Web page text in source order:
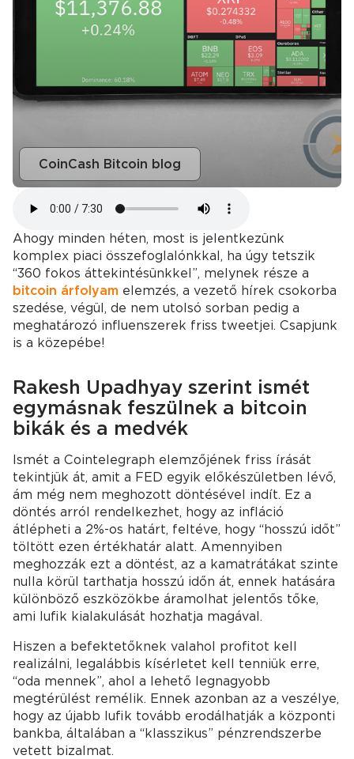
CoinCash Bitcoin blog
Ahogy minden héten, most is jelentkezünk
komplex piaci összefoglalónkkal, ha úgy tetszik
“360 fokos áttekintésünkkel”, melynek része a
bitcoin árfolyam elemzés, a vezető hírek csokorba
szedése, végül, de nem utolsó sorban pedig a
meghatározó influenszerek friss tweetjei. Csapjunk
is a közepébe!
Rakesh Upadhyay szerint ismét
egymásnak feszülnek a bitcoin
bikák és a medvék
Ismét a Cointelegraph elemzőjének friss írását
tekintjük át, amit a FED egyik előkészületben lévő,
ám még nem meghozott döntésével indít. Ez a
döntés arról rendelkezhet, hogy az infláció
átlépheti a 2%-os határt, feltéve, hogy “hosszú időt”
töltött ezen értékhatár alatt. Amennyiben
meghozzák ezt a döntést, az a kamatrátákat szinte
nulla körül tarthatja hosszú időn át, ennek hatására
különböző eszközökbe áramolhat jelentős tőke,
ami lufik kialakulását hozhatja magával.
Hiszen a befektetőknek valahol profitot kell
realizálni, legalábbis kísérletet kell tenniük erre,
“oda mennek”, ahol a lehető legnagyobb
megtérülést remélik. Ennek azonban az a veszélye,
hogy az újabb lufik tovább erodálhatják a központi
bankba, általában a “klasszikus” pénzrendszerbe
vetett bizalmat.